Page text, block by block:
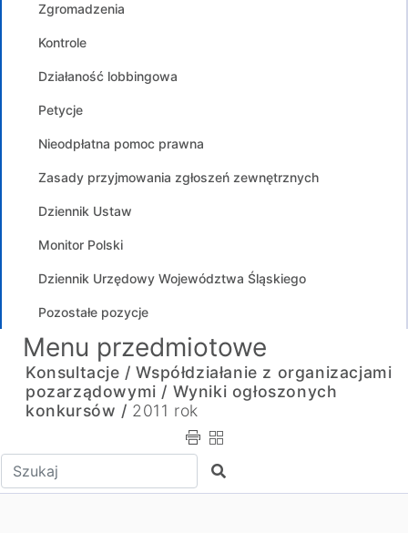
Zgromadzenia
Kontrole
Działaność lobbingowa
Petycje
Nieodpłatna pomoc prawna
Zasady przyjmowania zgłoszeń zewnętrznych
Dziennik Ustaw
Monitor Polski
Dziennik Urzędowy Województwa Śląskiego
Pozostałe pozycje
Menu przedmiotowe
Konsultacje / Współdziałanie z organizacjami
pozarządowymi / Wyniki ogłoszonych
konkursów / 2011 rok
Wpisz tekst do wyszukania Szukaj